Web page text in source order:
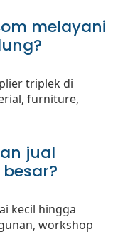
melayani
triplek di
furniture,
jual
kecil hingga
workshop